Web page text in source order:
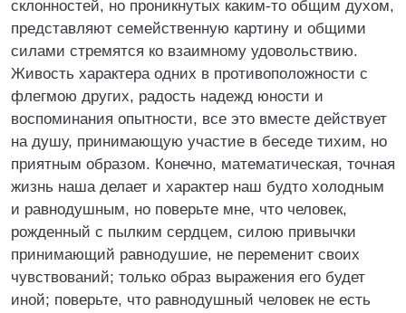
склонностей, но проникнутых каким-то общим духом,
представляют семейственную картину и общими
силами стремятся ко взаимному удовольствию.
Живость характера одних в противоположности с
флегмою других, радость надежд юности и
воспоминания опытности, все это вместе действует
на душу, принимающую участие в беседе тихим, но
приятным образом. Конечно, математическая, точная
жизнь наша делает и характер наш будто холодным
и равнодушным, но поверьте мне, что человек,
рожденный с пылким сердцем, силою привычки
принимающий равнодушие, не переменит своих
чувствований; только образ выражения его будет
иной; поверьте, что равнодушный человек не есть